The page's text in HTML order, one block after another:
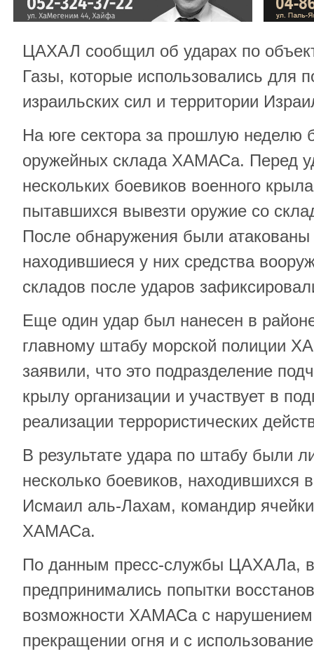
ЦАХАЛ сообщил об ударах по
Газы, которые использовались для
израильских сил и территории
На юге сектора за прошлую неделю
оружейных склада ХАМАСа. Перед
нескольких боевиков военного
пытавшихся вывезти оружие со
После обнаружения были атакованы
находившиеся у них средства
складов после ударов
Еще один удар был нанесен в
главному штабу морской полиции
заявили, что это подразделение
крылу организации и участвует в
реализации террористических
В результате удара по штабу были
несколько боевиков, находившихся
Исмаил аль-Лахам, командир
ХАМАСа.
По данным пресс-службы ЦАХАЛа,
предпринимались попытки
возможности ХАМАСа с нарушением
прекращении огня и с